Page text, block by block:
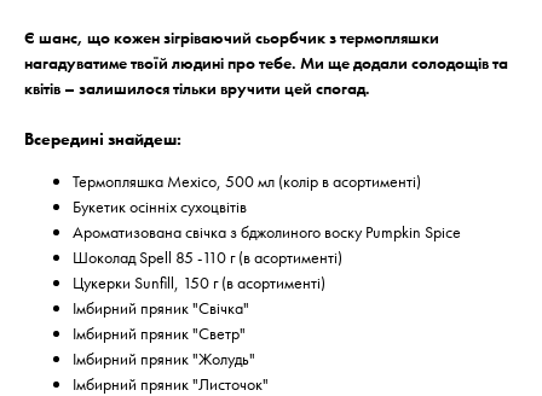
Є шанс, що кожен зігріваючий сьорбчик з термопляшки
нагадуватиме твоїй людині про тебе. Ми ще додали солодощів та
квітів – залишилося тільки вручити цей спогад.
Всередині знайдеш:
Термопляшка Mexico, 500 мл (колір в асортименті)
Букетик осінніх сухоцвітів
Ароматизована свічка з бджолиного воску Pumpkin Spice
Шоколад Spell 85 -110 г (в асортименті)
Цукерки Sunfill, 150 г (в асортименті)
Імбирний пряник "Свічка"
Імбирний пряник "Светр"
Імбирний пряник "Жолудь"
Імбирний пряник "Листочок"